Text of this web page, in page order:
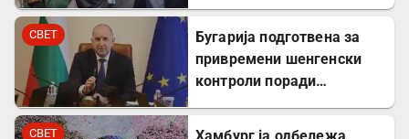
СВЕТ
Бугарија подготвена за
привремени шенгенски
контроли поради
СВЕТ